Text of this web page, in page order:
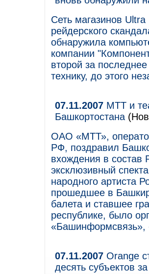
Сеть магазинов
рейдерского
обнаружила
компании
второй за
технику, до этого
07.11.2007 МТТ и
Башкортостана
ОАО «МТТ»,
РФ, поздравил
вхождения в состав
эксклюзивный
народного артиста
прошедшее в
балета и ставшее
республике, было
«Башинформсвязь»,
07.11.2007 Orange
десять субъектов